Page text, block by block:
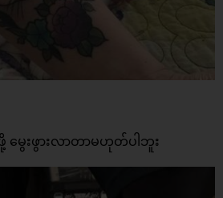
မွေးဖွားလာတာမဟုတ်ပါဘူး